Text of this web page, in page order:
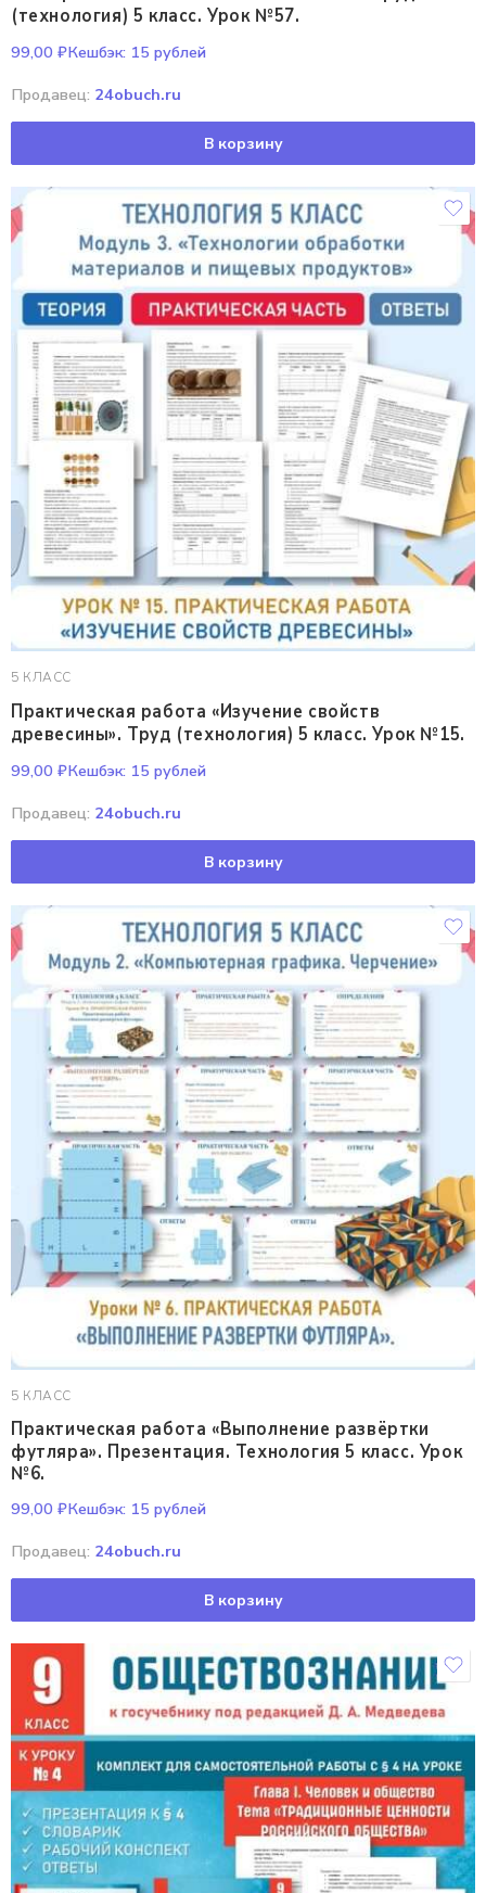
(технология) 5 класс. Урок №57.
99,00 ₽Кешбэк: 15 рублей
Продавец: 24obuch.ru
В корзину
5 КЛАСС
Практическая работа «Изучение свойств
древесины». Труд (технология) 5 класс. Урок №15.
99,00 ₽Кешбэк: 15 рублей
Продавец: 24obuch.ru
В корзину
5 КЛАСС
Практическая работа «Выполнение развёртки
футляра». Презентация. Технология 5 класс. Урок
№6.
99,00 ₽Кешбэк: 15 рублей
Продавец: 24obuch.ru
В корзину